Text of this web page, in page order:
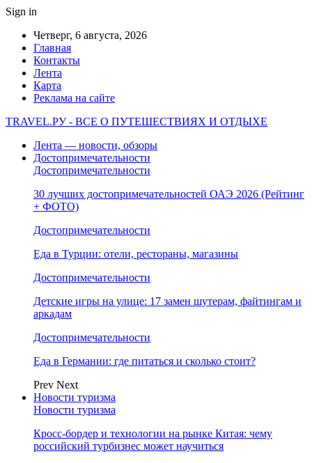
Sign in
Четверг, 6 августа, 2026
Главная
Контакты
Лента
Карта
Реклама на сайте
TRAVEL.РУ - ВСЕ О ПУТЕШЕСТВИЯХ И ОТДЫХЕ
Лента — новости, обзоры
Достопримечательности
Достопримечательности
30 лучших достопримечательностей ОАЭ 2026 (Рейтинг
+ ФОТО)
Достопримечательности
Еда в Турции: отели, рестораны, магазины
Достопримечательности
Детские игры на улице: 17 замен шутерам, файтингам и
аркадам
Достопримечательности
Еда в Германии: где питаться и сколько стоит?
Prev Next
Новости туризма
Новости туризма
Кросс-бордер и технологии на рынке Китая: чему
российский турбизнес может научиться